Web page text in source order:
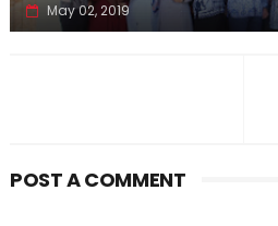
May 02, 2019
POST A COMMENT